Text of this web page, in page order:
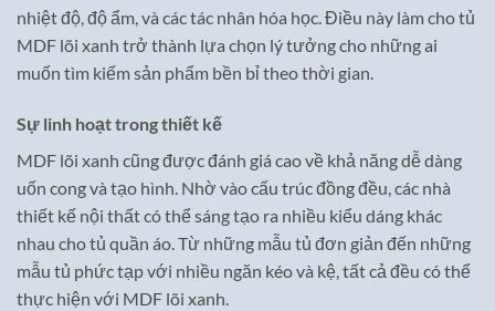
nhiệt độ, độ ẩm, và các tác nhân hóa học. Điều này làm cho tủ
MDF lõi xanh trở thành lựa chọn lý tưởng cho những ai
muốn tìm kiếm sản phẩm bền bỉ theo thời gian.
Sự linh hoạt trong thiết kế
MDF lõi xanh cũng được đánh giá cao về khả năng dễ dàng
uốn cong và tạo hình. Nhờ vào cấu trúc đồng đều, các nhà
thiết kế nội thất có thể sáng tạo ra nhiều kiểu dáng khác
nhau cho tủ quần áo. Từ những mẫu tủ đơn giản đến những
mẫu tủ phức tạp với nhiều ngăn kéo và kệ, tất cả đều có thể
thực hiện với MDF lõi xanh.